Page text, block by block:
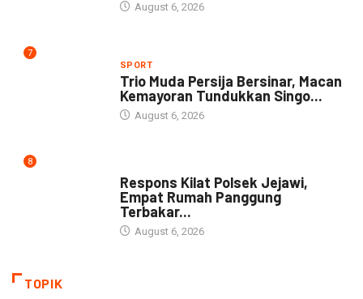
August 6, 2026
7
SPORT
Trio Muda Persija Bersinar, Macan
Kemayoran Tundukkan Singo...
August 6, 2026
8
Respons Kilat Polsek Jejawi,
Empat Rumah Panggung
Terbakar...
August 6, 2026
TOPIK